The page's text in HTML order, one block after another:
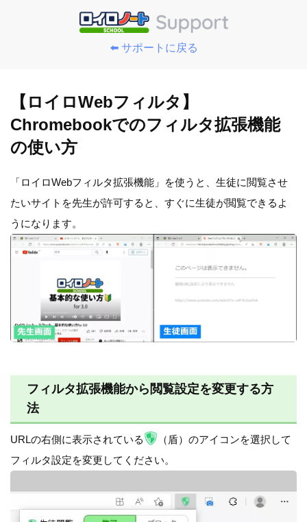
⬅️ サポートに戻る
【ロイロWebフィルタ】
Chromebookでのフィルタ拡張機能
の使い方
「ロイロWebフィルタ拡張機能」を使うと、生徒に閲覧させ
たいサイトを先生が許可すると、すぐに生徒が閲覧できるよ
うになります。
フィルタ拡張機能から閲覧設定を変更する方
法
URLの右側に表示されている
（盾）のアイコンを選択して
フィルタ設定を変更してください。